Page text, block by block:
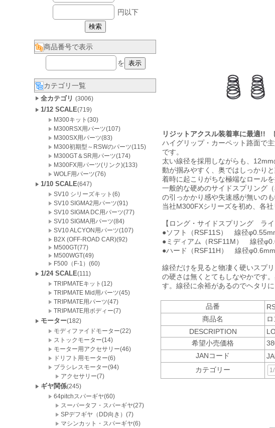
円以下
商品番号で表示
を
カテゴリ一覧
全カテゴリ (3006)
1/12 SCALE(719)
M300キット(30)
M300RSX用パーツ(107)
M300SX用パーツ(83)
M300初期型～RSWのパーツ(115)
M300GT＆SR用パーツ(174)
M300FX用パーツ(リンク)(133)
WOLF用パーツ(76)
1/10 SCALE(647)
SV10 シリーズキット(6)
SV10 SIGMA2用パーツ(91)
SV10 SIGMA DC用パーツ(77)
SV10 SIGMA用パーツ(84)
SV10 ALCYON用パーツ(107)
B2X (OFF-ROAD CAR)(92)
M500GT(77)
M500WGT(49)
F500（F-1）(60)
1/24 SCALE(111)
TRIPMATEキット(12)
TRIPMATE Mid用パーツ(45)
TRIPMATE用パーツ(47)
TRIPMATE用ボディー(7)
モーター(182)
モディファイドモーター(22)
ストックモーター(14)
モーター用アクセサリー(46)
ドリフト用モーター(6)
ブラシレスモーター(94)
アクセサリー(7)
ギヤ関係(245)
64pitchスパーギヤ(60)
スーパータフ・スパーギヤ(27)
SPデフギヤ（DD向き）(7)
マシンカット・スパーギヤ(6)
リジットアクスル装着車に最適!!
ハイグリップ・カーペット路面で
です。
太い線径を採用しながらも、
動が掴みやすく、奥ではしっかり
着時に起こりがちな極端なロール
一般的な硬めのサイドスプリング
の引っかかり感や失速感が無いのも
当社M300FXシリーズを初め、各
【ロング・サイドスプリング ライ
●ソフト（RSF11S） 線径
●ミディアム（RSF11M） 線径
●ハード（RSF11H） 線径
線径だけを見ると物凄く硬いスプ
の硬さは無くとてもしなやかです
す。線径に余裕があるのでヘタリ
品番
商品名
DESCRIPTION
希望小売価格
JANコード
カテゴリー